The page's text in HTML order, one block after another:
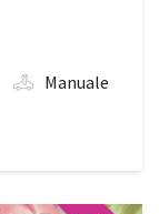
Manuale